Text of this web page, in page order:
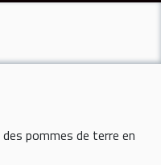
pommes de terre en